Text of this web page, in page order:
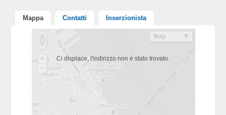
Mappa Contatti Inserzionista
Ci dispiace, l'indirizzo non è stato trovato.